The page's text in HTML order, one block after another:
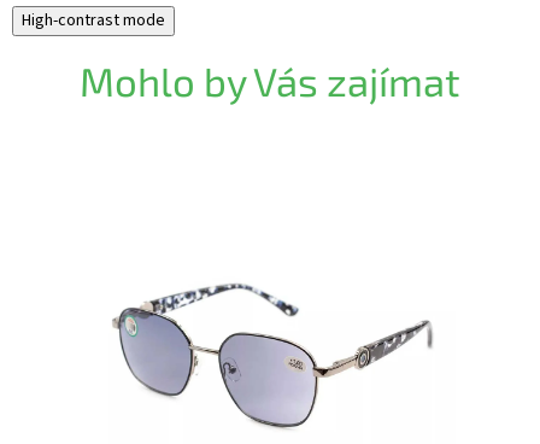
High-contrast mode
Mohlo by Vás zajímat